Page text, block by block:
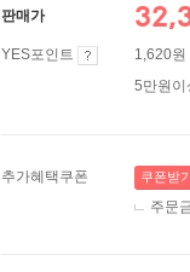
판매가
YES포인트
1,620원
5만원이
추가혜택쿠폰 쿠폰받
주문